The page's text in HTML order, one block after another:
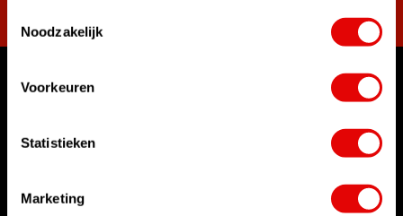
Noodzakelijk
Voorkeuren
Statistieken
Marketing
Waar kunnen we u mee helpen?
Bel ons gerust
Chat met ons